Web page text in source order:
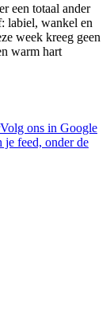
een totaal ander
labiel, wankel en
week kreeg geen
warm hart
Volg ons in Google
je feed, onder de